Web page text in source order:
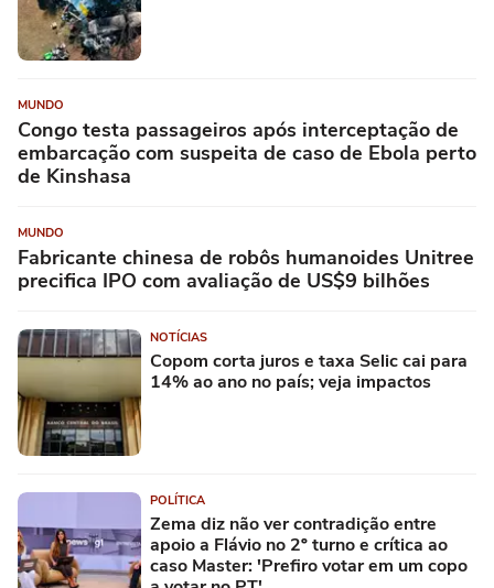
MUNDO
Congo testa passageiros após interceptação de
embarcação com suspeita de caso de Ebola perto
de Kinshasa
MUNDO
Fabricante chinesa de robôs humanoides Unitree
precifica IPO com avaliação de US$9 bilhões
NOTÍCIAS
Copom corta juros e taxa Selic cai para
14% ao ano no país; veja impactos
POLÍTICA
Zema diz não ver contradição entre
apoio a Flávio no 2º turno e crítica ao
caso Master: 'Prefiro votar em um copo